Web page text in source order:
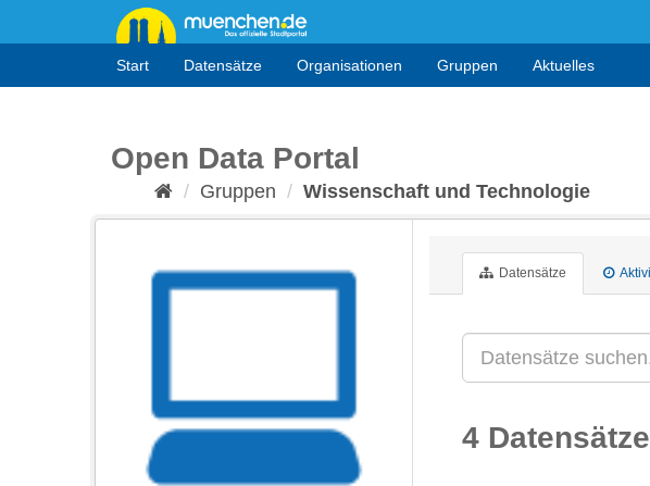
Start Datensätze Organisationen Gruppen Aktuelles
Open Data Portal
Gruppen Wissenschaft und Technologie
Datensätze
4